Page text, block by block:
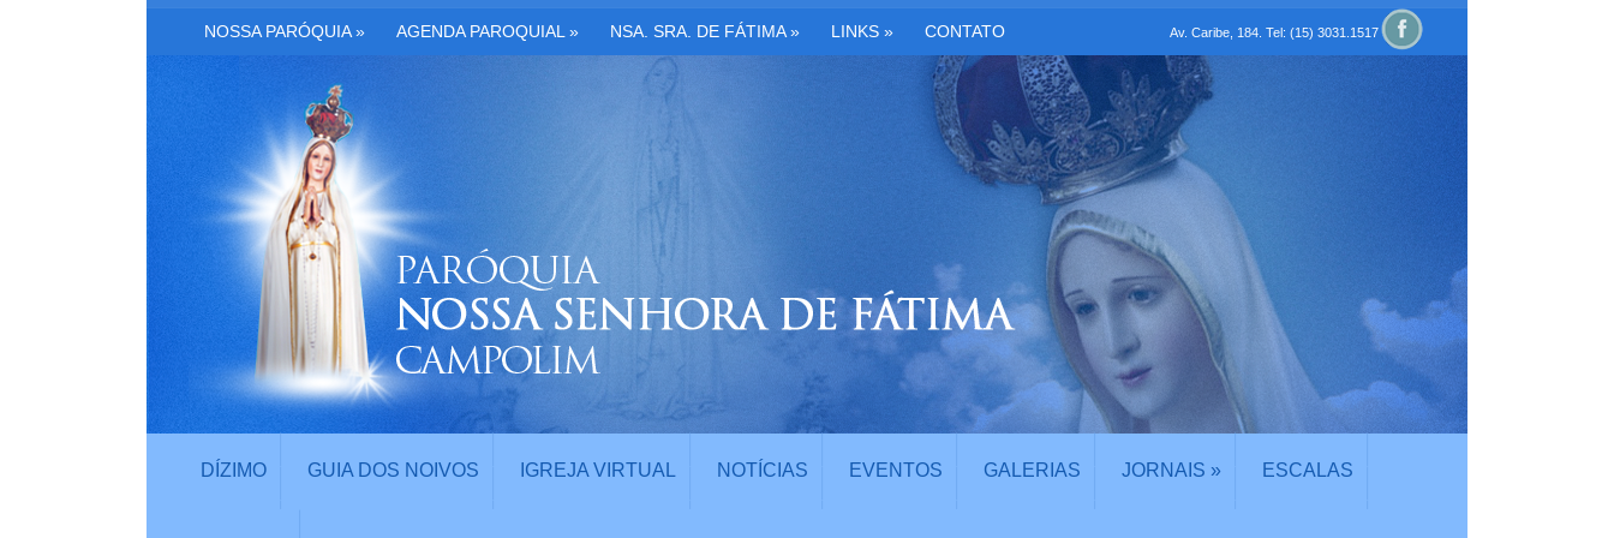
NOSSA PARÓQUIA» AGENDA PAROQUIAL » NSA. SRA. DE FÁTIMA» LINKS » CONTATO Av. Caribe, 184. Tel: (15) 3031.1517
DÍZIMO GUIA DOS NOIVOS IGREJA VIRTUAL NOTÍCIAS EVENTOS GALERIAS JORNAIS » ESCALAS